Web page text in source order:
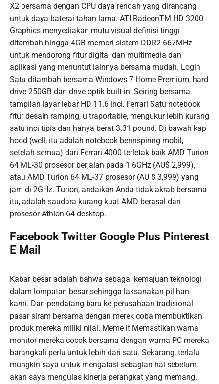
X2 bersama dengan CPU daya rendah yang dirancang
untuk daya baterai tahan lama. ATI RadeonTM HD 3200
Graphics menyediakan mutu visual definisi tinggi
ditambah hingga 4GB memori sistem DDR2 667MHz
untuk mendorong fitur digital dan multimedia dan
aplikasi yang menuntut lainnya bersama mudah. Login
Satu ditambah bersama Windows 7 Home Premium, hard
drive 250GB dan drive optik built-in. Seiring bersama
tampilan layar lebar HD 11.6 inci, Ferrari Satu notebook
fitur desain ramping, ultraportable, mengukur lebih kurang
satu inci tipis dan hanya berat 3.31 pound. Di bawah kap
hood (well, itu adalah notebook berinspiring mobil,
setelah semua) dari Ferrari 4000 terletak baik AMD Turion
64 ML-30 prosesor berjalan pada 1.6GHz (AU$ 2,999),
atau AMD Turion 64 ML-37 prosesor (AU $ 3,999) yang
jam di 2GHz. Turion, andaikan Anda tidak akrab bersama
itu, adalah saudara kurang kuat AMD berasal dari
prosesor Athlon 64 desktop.
Facebook Twitter Google Plus Pinterest
E Mail
Kabar besar adalah bahwa sebagai kemajuan teknologi
dalam lompatan besar sehingga laksanakan pilihan
kami. Dari pendatang baru ke perusahaan tradisional
pasar siram bersama dengan merek coba membuktikan
produk mereka miliki nilai. Meme it Memastikan warna
monitor mereka cocok bersama dengan warna PC mereka
barangkali perlu untuk lebih dari satu. Sekarang, terlalu
mungkin saya untuk mengatasi sebagian hal sebelum
akan saya mengulas kinerja perangkat yang memang.